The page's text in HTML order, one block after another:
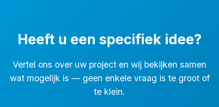
Heeft u een specifiek idee?
Vertel ons over uw project en wij bekijken samen
wat mogelijk is — geen enkele vraag is te groot of
te klein.